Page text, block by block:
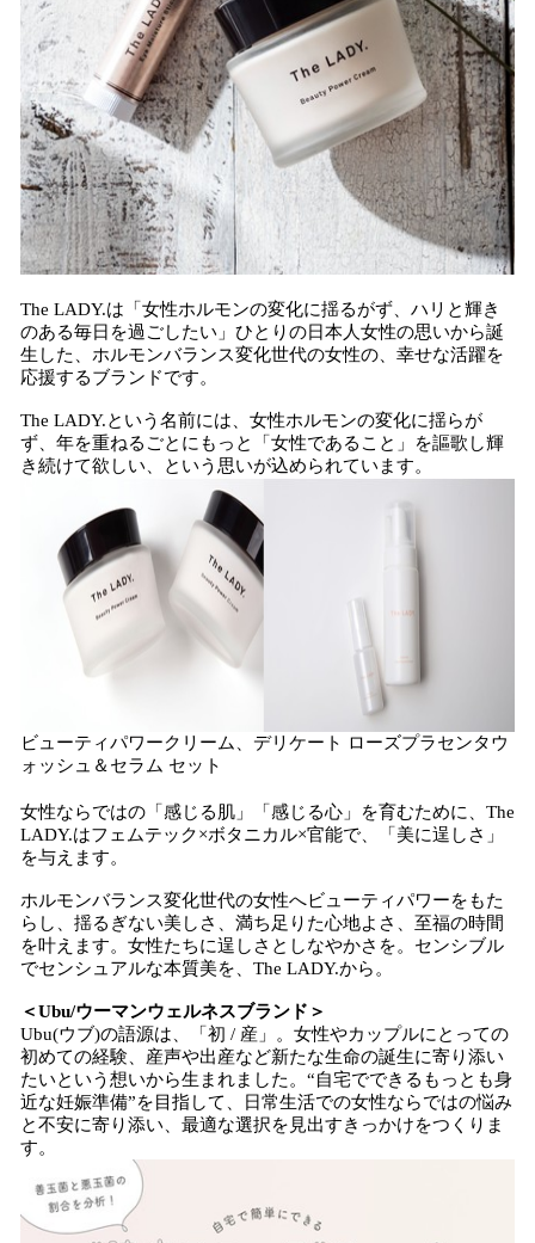
The LADY.は「女性ホルモンの変化に揺るがず、ハリと輝き
のある毎日を過ごしたい」ひとりの日本人女性の思いから誕
生した、ホルモンバランス変化世代の女性の、幸せな活躍を
応援するブランドです。
The LADY.という名前には、女性ホルモンの変化に揺らが
ず、年を重ねるごとにもっと「女性であること」を謳歌し輝
き続けて欲しい、という思いが込められています。
ビューティパワークリーム、デリケート ローズプラセンタウ
ォッシュ＆セラム セット
女性ならではの「感じる肌」「感じる心」を育むために、The
LADY.はフェムテック×ボタニカル×官能で、「美に逞しさ」
を与えます。
ホルモンバランス変化世代の女性へビューティパワーをもた
らし、揺るぎない美しさ、満ち足りた心地よさ、至福の時間
を叶えます。女性たちに逞しさとしなやかさを。センシブル
でセンシュアルな本質美を、The LADY.から。
＜Ubu/ウーマンウェルネスブランド＞
Ubu(ウブ)の語源は、「初 / 産」。女性やカップルにとっての
初めての経験、産声や出産など新たな生命の誕生に寄り添い
たいという想いから生まれました。“自宅でできるもっとも身
近な妊娠準備”を目指して、日常生活での女性ならではの悩み
と不安に寄り添い、最適な選択を見出すきっかけをつくりま
す。